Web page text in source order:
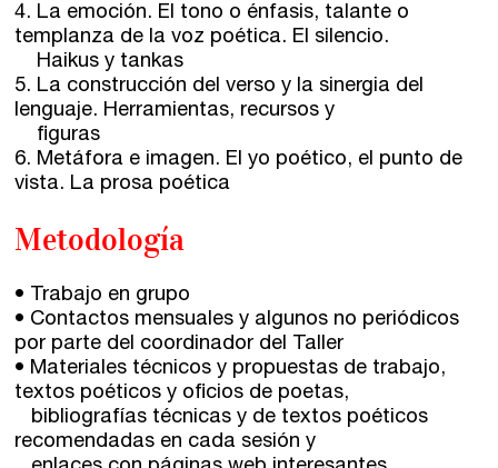
4. La emoción. El tono o énfasis, talante o
templanza de la voz poética. El silencio.
Haikus y tankas
5. La construcción del verso y la sinergia del
lenguaje. Herramientas, recursos y
figuras
6. Metáfora e imagen. El yo poético, el punto de
vista. La prosa poética
Metodología
• Trabajo en grupo
• Contactos mensuales y algunos no periódicos
por parte del coordinador del Taller
• Materiales técnicos y propuestas de trabajo,
textos poéticos y oficios de poetas,
bibliografías técnicas y de textos poéticos
recomendadas en cada sesión y